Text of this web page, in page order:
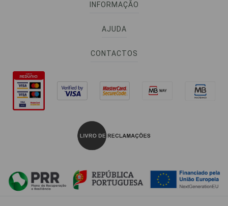
INFORMAÇÃO
AJUDA
CONTACTOS